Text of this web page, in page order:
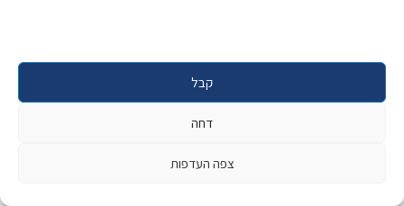
קבל
דחה
צפה העדפות
תנאי שימוש מדיניות ופרטיות
Copyright 2017, Caesarea. All rights reserved. | Designed &